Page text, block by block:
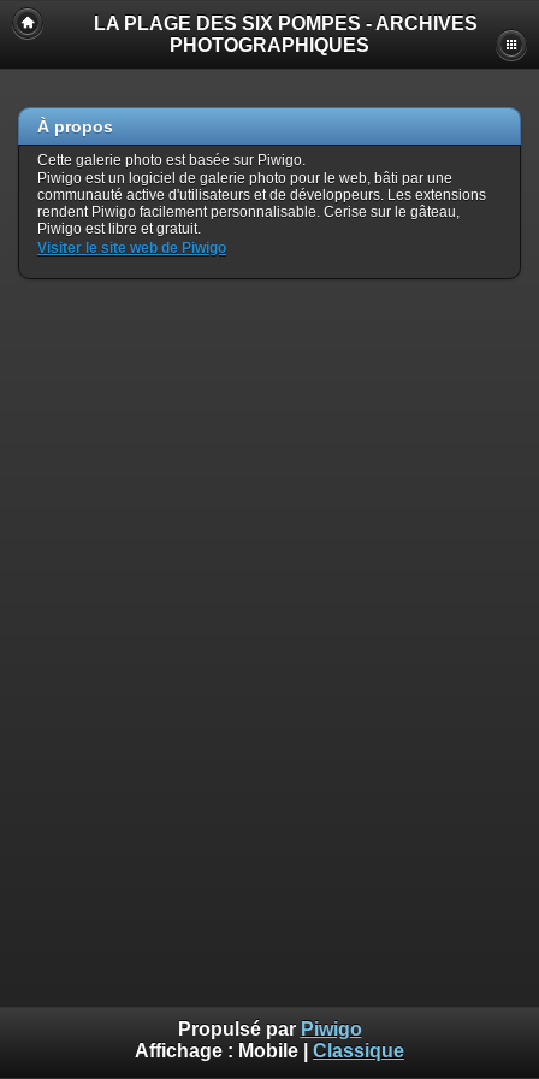
LA PLAGE DES SIX POMPES - ARCHIVES
PHOTOGRAPHIQUES
À propos
Cette galerie photo est basée sur Piwigo.
Piwigo est un logiciel de galerie photo pour le web, bâti par une
communauté active d'utilisateurs et de développeurs. Les extensions
rendent Piwigo facilement personnalisable. Cerise sur le gâteau,
Piwigo est libre et gratuit.
Visiter le site web de Piwigo
Propulsé par Piwigo
Affichage : Mobile Classique